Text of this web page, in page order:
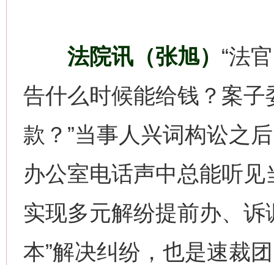
法院讯（张旭） “法
告什么时候能给钱？案
款？”当事人兴词构讼之
办公室电话声中总能听见
实现多元解纷提前办、
本”解决纠纷，也是速裁